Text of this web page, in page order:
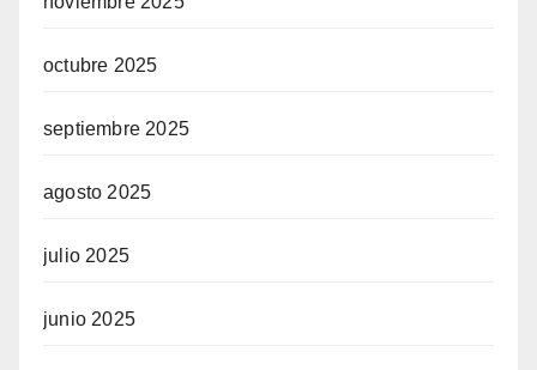
octubre 2025
septiembre 2025
agosto 2025
julio 2025
junio 2025